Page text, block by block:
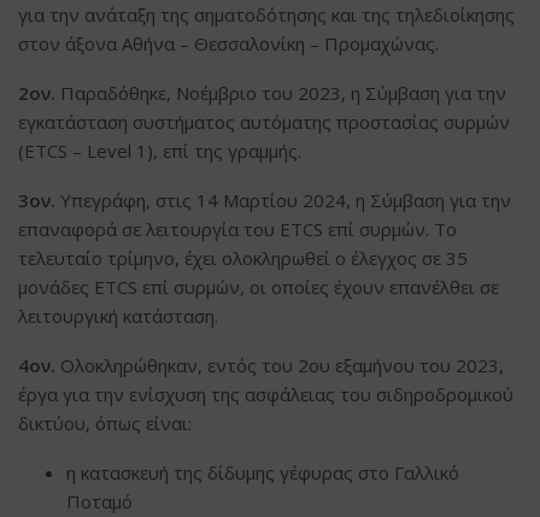
για την ανάταξη της σηματοδότησης και της τηλεδιοίκησης
στον άξονα Αθήνα – Θεσσαλονίκη – Προμαχώνας.
2ον. Παραδόθηκε, Νοέμβριο του 2023, η Σύμβαση για την
εγκατάσταση συστήματος αυτόματης προστασίας συρμών
(ETCS – Level 1), επί της γραμμής.
3ον. Υπεγράφη, στις 14 Μαρτίου 2024, η Σύμβαση για την
επαναφορά σε λειτουργία του ETCS επί συρμών. Το
τελευταίο τρίμηνο, έχει ολοκληρωθεί ο έλεγχος σε 35
μονάδες ETCS επί συρμών, οι οποίες έχουν επανέλθει σε
λειτουργική κατάσταση.
4ον. Ολοκληρώθηκαν, εντός του 2ου εξαμήνου του 2023,
έργα για την ενίσχυση της ασφάλειας του σιδηροδρομικού
δικτύου, όπως είναι:
η κατασκευή της δίδυμης γέφυρας στο Γαλλικό
Ποταμό